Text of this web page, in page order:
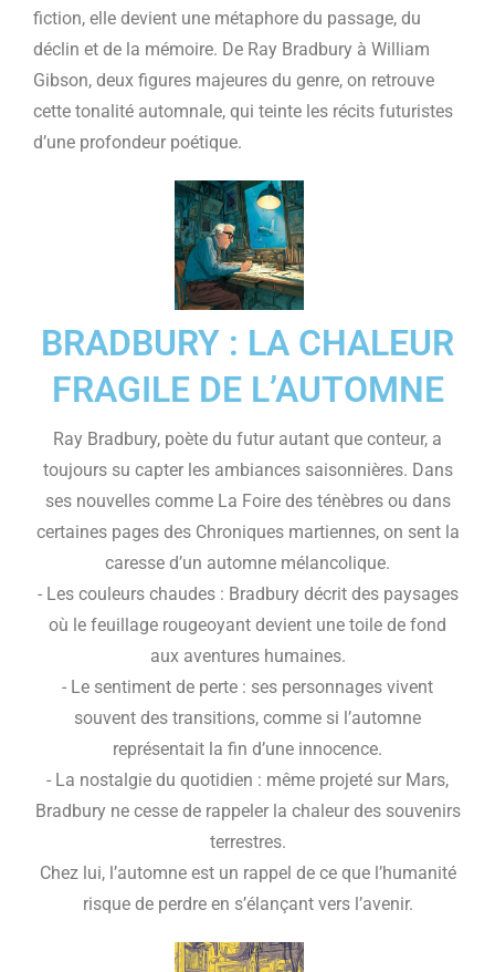
fiction, elle devient une métaphore du passage, du
déclin et de la mémoire. De Ray Bradbury à William
Gibson, deux figures majeures du genre, on retrouve
cette tonalité automnale, qui teinte les récits futuristes
d’une profondeur poétique.
BRADBURY : LA CHALEUR
FRAGILE DE L’AUTOMNE
Ray Bradbury, poète du futur autant que conteur, a
toujours su capter les ambiances saisonnières. Dans
ses nouvelles comme La Foire des ténèbres ou dans
certaines pages des Chroniques martiennes, on sent la
caresse d’un automne mélancolique.
- Les couleurs chaudes : Bradbury décrit des paysages
où le feuillage rougeoyant devient une toile de fond
aux aventures humaines.
- Le sentiment de perte : ses personnages vivent
souvent des transitions, comme si l’automne
représentait la fin d’une innocence.
- La nostalgie du quotidien : même projeté sur Mars,
Bradbury ne cesse de rappeler la chaleur des souvenirs
terrestres.
Chez lui, l’automne est un rappel de ce que l’humanité
risque de perdre en s’élançant vers l’avenir.